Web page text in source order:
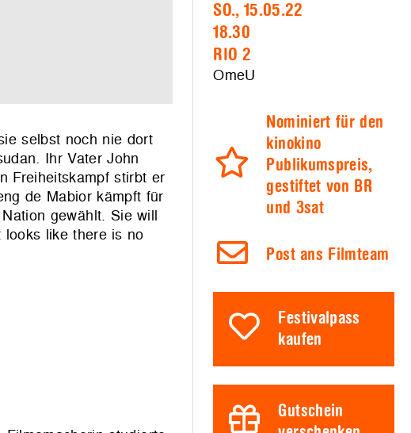
selbst noch nie dort
Ihr Vater John
Freiheitskampf stirbt er
de Mabior kämpft für
gewählt. Sie will
looks like there is no
SO., 15.05.22
18.30
RIO 2
OmeU
Nominiert für den
kinokino
Publikumspreis,
gestiftet von BR
und 3sat
Post ans Filmteam
Festivalpass
kaufen
Gutschein